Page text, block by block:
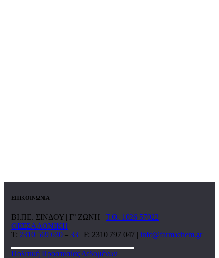
ΕΠΙΚΟΙΝΩΝΙΑ
ΒΙ.ΠΕ. ΣΙΝΔΟΥ | Γ’ ΖΩΝΗ | Τ.Θ. 1026 57022
ΘΕΣΣΑΛΟΝΙΚΗ
T: 2310 569 630 – 33 | F: 2310 797 047 | info@farmachem.gr
Πολιτική Προστασίας Δεδομένων